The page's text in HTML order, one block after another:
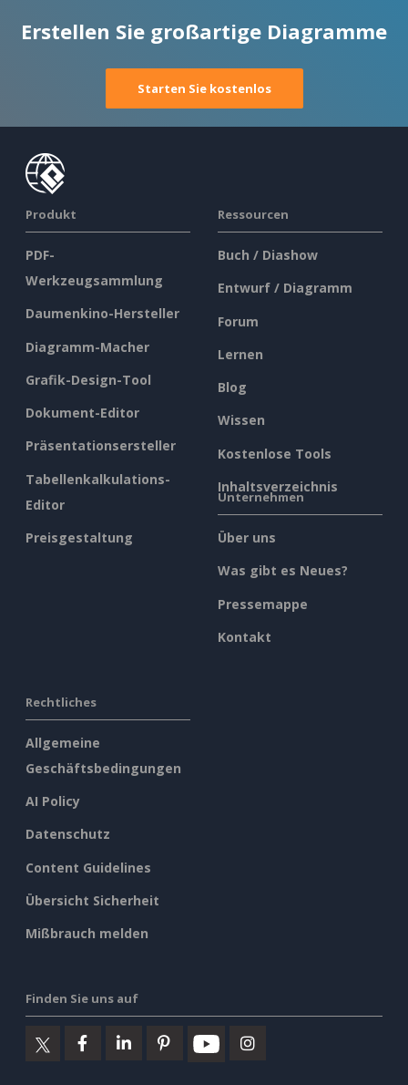
Erstellen Sie großartige Diagramme
Starten Sie kostenlos
Produkt
PDF-
Werkzeugsammlung
Daumenkino-Hersteller
Diagramm-Macher
Grafik-Design-Tool
Dokument-Editor
Präsentationsersteller
Tabellenkalkulations-
Editor
Preisgestaltung
Ressourcen
Buch / Diashow
Entwurf / Diagramm
Forum
Lernen
Blog
Wissen
Kostenlose Tools
Inhaltsverzeichnis
Unternehmen
Über uns
Was gibt es Neues?
Pressemappe
Kontakt
Rechtliches
Allgemeine
Geschäftsbedingungen
AI Policy
Datenschutz
Content Guidelines
Übersicht Sicherheit
Mißbrauch melden
Finden Sie uns auf